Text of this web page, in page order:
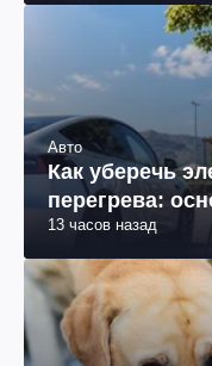
Авто
Как уберечь
перегрева:
13 часов назад